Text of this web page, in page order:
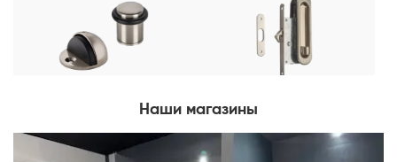
Наши магазины